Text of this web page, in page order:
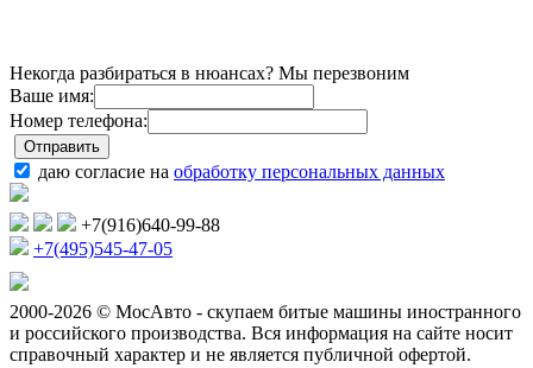
Некогда разбираться в нюансах? Мы перезвоним
Ваше имя:
Номер телефона:
даю согласие на обработку персональных данных
+7(916)640-99-88
+7(495)545-47-05
2000-2026 © МосАвто - скупаем битые машины иностранного
и российского производства. Вся информация на сайте носит
справочный характер и не является публичной офертой.